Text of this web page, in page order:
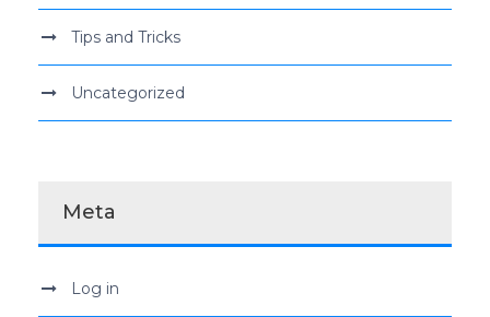
Tips and Tricks
Uncategorized
Meta
Log in